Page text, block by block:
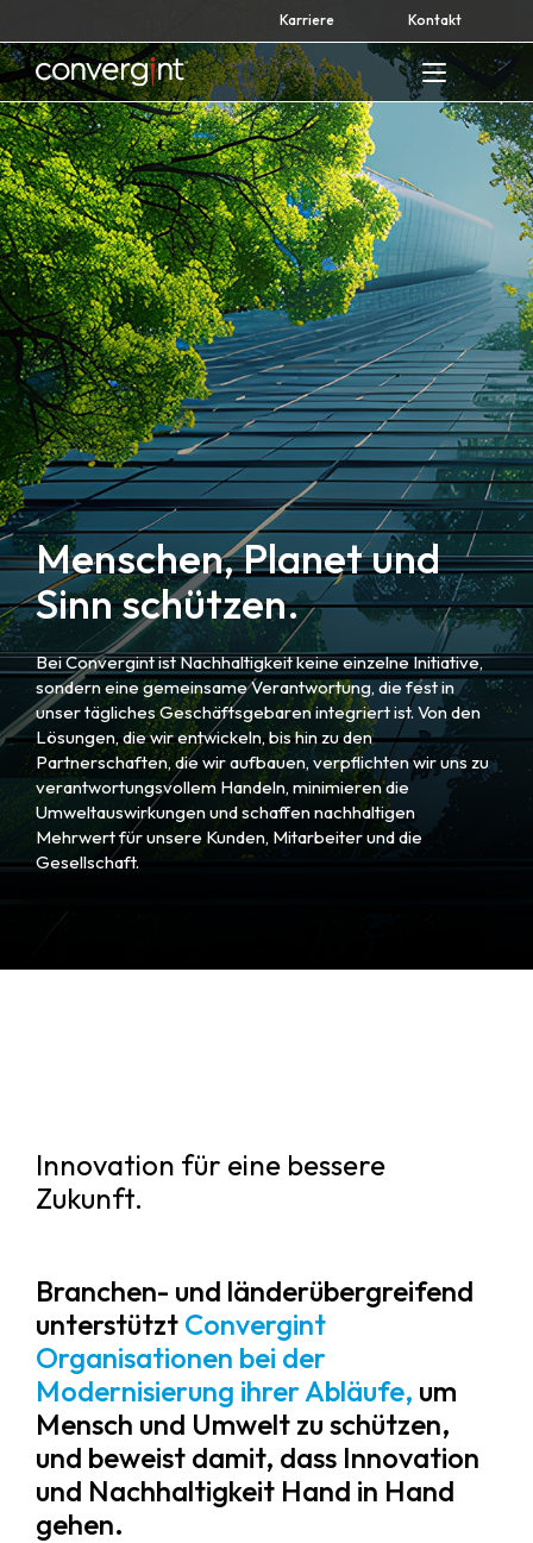
to
content
Karriere Kontakt
Home
Menschen, Planet und
Sinn schützen.
Bei Convergint ist Nachhaltigkeit keine einzelne Initiative,
sondern eine gemeinsame Verantwortung, die fest in
unser tägliches Geschäftsgebaren integriert ist. Von den
Lösungen, die wir entwickeln, bis hin zu den
Partnerschaften, die wir aufbauen, verpflichten wir uns zu
verantwortungsvollem Handeln, minimieren die
Umweltauswirkungen und schaffen nachhaltigen
Mehrwert für unsere Kunden, Mitarbeiter und die
Gesellschaft.
Innovation für eine bessere
Zukunft.
Branchen- und länderübergreifend
unterstützt Convergint
Organisationen bei der
Modernisierung ihrer Abläufe, um
Mensch und Umwelt zu schützen,
und beweist damit, dass Innovation
und Nachhaltigkeit Hand in Hand
gehen.